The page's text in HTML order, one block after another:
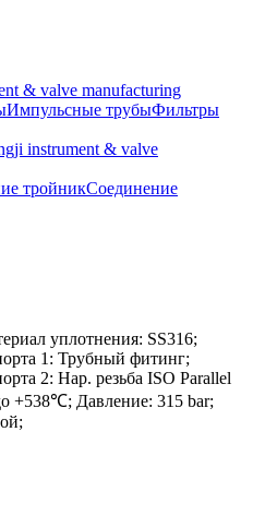
& valve manufacturing
Импульсные трубыФильтры
instrument & valve
тройникСоединение
уплотнения: SS316;
1: Трубный фитинг;
2: Нар. резьба ISO Parallel
+538℃; Давление: 315 bar;